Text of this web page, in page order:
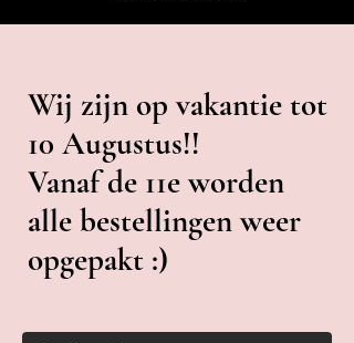
Wij zijn op vakantie tot
10 Augustus!!
Vanaf de 11e worden
alle bestellingen weer
opgepakt :)